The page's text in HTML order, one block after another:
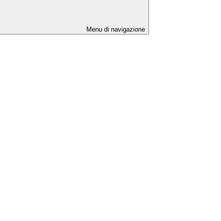
Menu di navigazione